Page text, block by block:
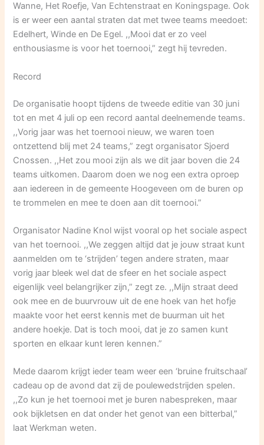
Wanne, Het Roefje, Van Echtenstraat en Koningspage. Ook
is er weer een aantal straten dat met twee teams meedoet:
Edelhert, Winde en De Egel. ,,Mooi dat er zo veel
enthousiasme is voor het toernooi,” zegt hij tevreden.
Record
De organisatie hoopt tijdens de tweede editie van 30 juni
tot en met 4 juli op een record aantal deelnemende teams.
,,Vorig jaar was het toernooi nieuw, we waren toen
ontzettend blij met 24 teams,” zegt organisator Sjoerd
Cnossen. ,,Het zou mooi zijn als we dit jaar boven die 24
teams uitkomen. Daarom doen we nog een extra oproep
aan iedereen in de gemeente Hoogeveen om de buren op
te trommelen en mee te doen aan dit toernooi.”
Organisator Nadine Knol wijst vooral op het sociale aspect
van het toernooi. ,,We zeggen altijd dat je jouw straat kunt
aanmelden om te ‘strijden’ tegen andere straten, maar
vorig jaar bleek wel dat de sfeer en het sociale aspect
eigenlijk veel belangrijker zijn,” zegt ze. ,,Mijn straat deed
ook mee en de buurvrouw uit de ene hoek van het hofje
maakte voor het eerst kennis met de buurman uit het
andere hoekje. Dat is toch mooi, dat je zo samen kunt
sporten en elkaar kunt leren kennen.”
Mede daarom krijgt ieder team weer een ‘bruine fruitschaal’
cadeau op de avond dat zij de poulewedstrijden spelen.
,,Zo kun je het toernooi met je buren nabespreken, maar
ook bijkletsen en dat onder het genot van een bitterbal,”
laat Werkman weten.